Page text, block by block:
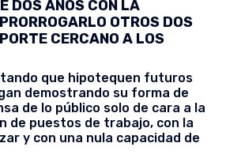
DOS AÑOS CON LA
OTROS DOS
CERCANO A LOS
que hipotequen futuros
demostrando su forma de
de lo público solo de cara a la
de puestos de trabajo, con la
y con una nula capacidad de